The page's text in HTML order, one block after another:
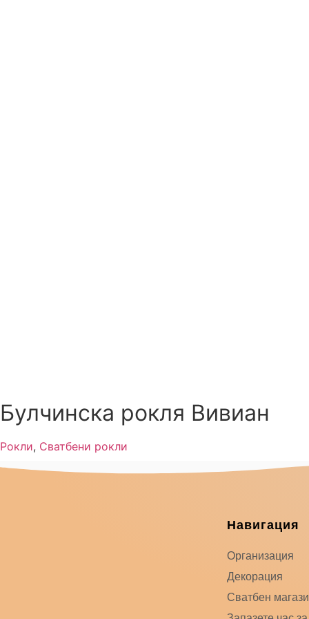
Булчинска рокля Вивиан
Рокли, Сватбени рокли
Навигация
Организация
Декорация
Сватбен